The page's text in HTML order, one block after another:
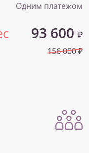
Одним платежом
93 600 ₽
156 000 ₽